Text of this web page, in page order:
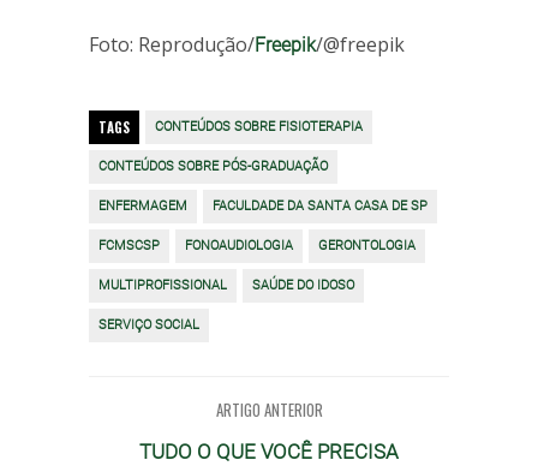
Foto: Reprodução/Freepik/@freepik
TAGS CONTEÚDOS SOBRE FISIOTERAPIA
CONTEÚDOS SOBRE PÓS-GRADUAÇÃO
ENFERMAGEM FACULDADE DA SANTA CASA DE SP
FCMSCSP FONOAUDIOLOGIA GERONTOLOGIA
MULTIPROFISSIONAL SAÚDE DO IDOSO
SERVIÇO SOCIAL
ARTIGO ANTERIOR
TUDO O QUE VOCÊ PRECISA